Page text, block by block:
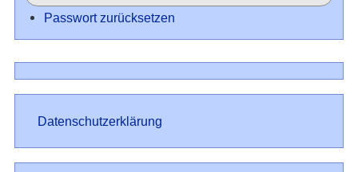
Passwort zurücksetzen
Datenschutz
Datenschutzerklärung